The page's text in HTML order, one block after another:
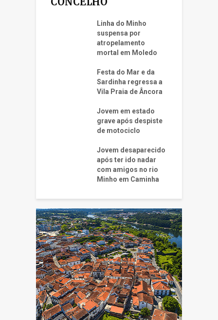
Linha do Minho
suspensa por
atropelamento
mortal em Moledo
Festa do Mar e da
Sardinha regressa a
Vila Praia de Âncora
Jovem em estado
grave após despiste
de motociclo
Jovem desaparecido
após ter ido nadar
com amigos no rio
Minho em Caminha